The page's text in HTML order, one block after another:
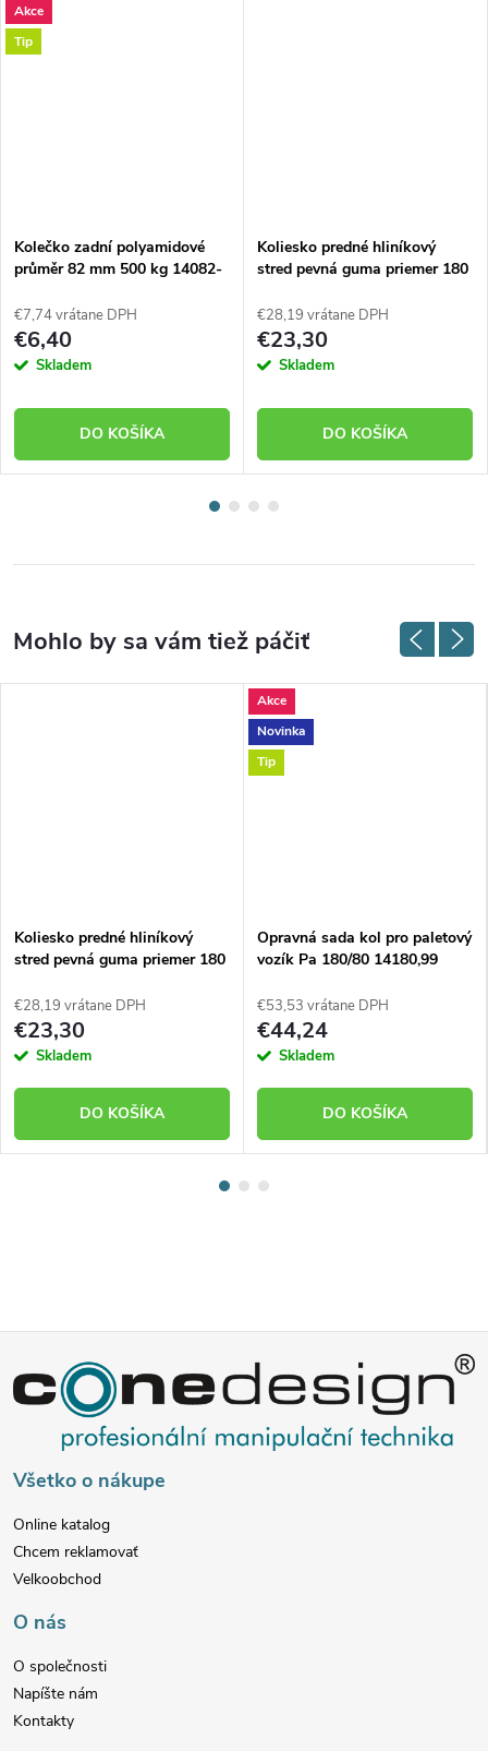
Akce
Tip
Kolečko zadní polyamidové
průměr 82 mm 500 kg 14082-
€7,74 vrátane DPH
€6,40
Skladem
DO KOŠÍKA
Koliesko predné hliníkový
stred pevná guma priemer 180
€28,19 vrátane DPH
€23,30
Skladem
DO KOŠÍKA
Koliesko predné hliníkový
stred pevná guma priemer 180
€28,19 vrátane DPH
€23,30
Skladem
DO KOŠÍKA
Akce
Novinka
Tip
Opravná sada kol pro paletový
vozík Pa 180/80 14180,99
€53,53 vrátane DPH
€44,24
Skladem
DO KOŠÍKA
á
p
ä
t
e
Všetko o nákupe
Online katalog
Chcem reklamovať
Velkoobchod
O nás
O společnosti
Napíšte nám
Kontakty